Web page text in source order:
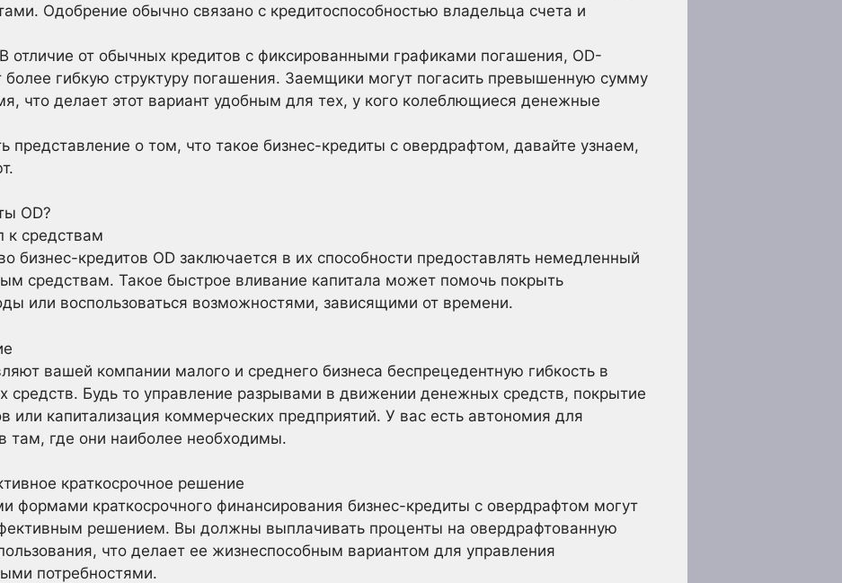
Одобрение обычно связано с кредитоспособностью владельца счета и
отличие от обычных кредитов с фиксированными графиками погашения, OD-
более гибкую структуру погашения. Заемщики могут погасить превышенную сумму
что делает этот вариант удобным для тех, у кого колеблющиеся денежные
представление о том, что такое бизнес-кредиты с овердрафтом, давайте узнаем,
OD?
к средствам
бизнес-кредитов OD заключается в их способности предоставлять немедленный
средствам. Такое быстрое вливание капитала может помочь покрыть
или воспользоваться возможностями, зависящими от времени.
вашей компании малого и среднего бизнеса беспрецедентную гибкость в
средств. Будь то управление разрывами в движении денежных средств, покрытие
или капитализация коммерческих предприятий. У вас есть автономия для
там, где они наиболее необходимы.
краткосрочное решение
формами краткосрочного финансирования бизнес-кредиты с овердрафтом могут
решением. Вы должны выплачивать проценты на овердрафтованную
что делает ее жизнеспособным вариантом для управления
потребностями.